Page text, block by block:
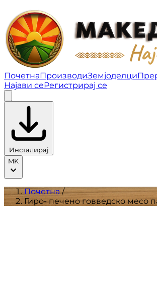
Гиро- печено говведско месо
ПочетнаПроизводиЗемјоделци
Најави сеРегистрирај се
Инсталирај
MK
Почетна/
Гиро- печено говведско месо